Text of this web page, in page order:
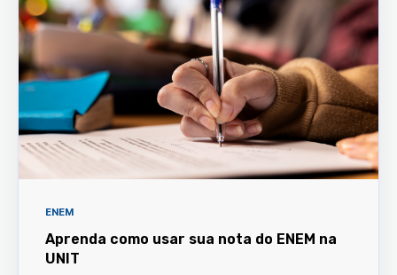
ENEM
Aprenda como usar sua nota do ENEM na
UNIT